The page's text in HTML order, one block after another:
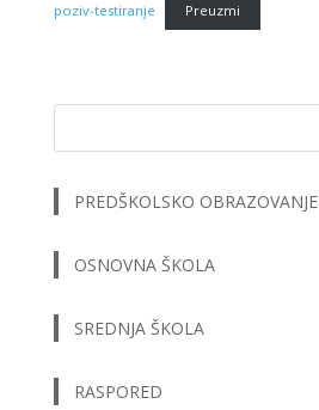
poziv-testiranje Preuzmi
PREDŠKOLSKO OBRAZOVANJE
OSNOVNA ŠKOLA
SREDNJA ŠKOLA
RASPORED